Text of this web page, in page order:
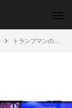
トランプマンの懐かし場面